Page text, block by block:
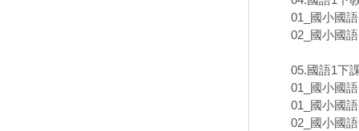
01_國小國
02_國小國
05.國語1下
01_國小國
01_國小國
02_國小國